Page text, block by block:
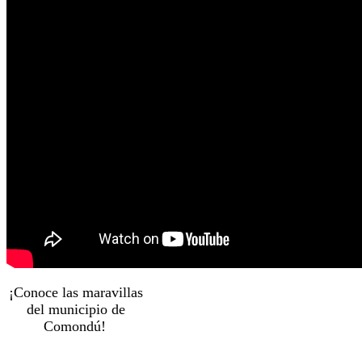
¡Conoce las maravillas
del municipio de
Comondú!